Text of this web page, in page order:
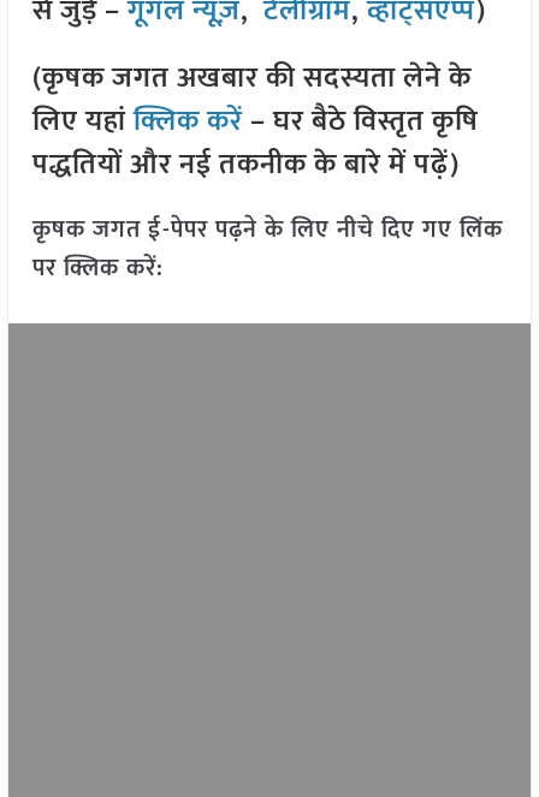
से जुड़े –गूगल न्यूज़,टेलीग्राम,व्हाट्सएप्प)
(कृषक जगत अखबार की सदस्यता लेने के
लिए यहांक्लिक करें– घर बैठे विस्तृत कृषि
पद्धतियों और नई तकनीक के बारे में पढ़ें)
कृषक जगत ई-पेपर पढ़ने के लिए नीचे दिए गए लिंक
पर क्लिक करें: